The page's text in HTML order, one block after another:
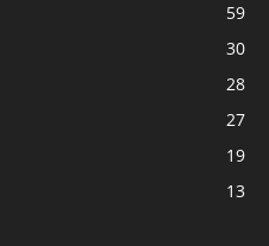
59
30
28
27
19
13